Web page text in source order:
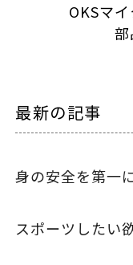
OKSマ
最新の記事
身の安全を第一
スポーツしたい